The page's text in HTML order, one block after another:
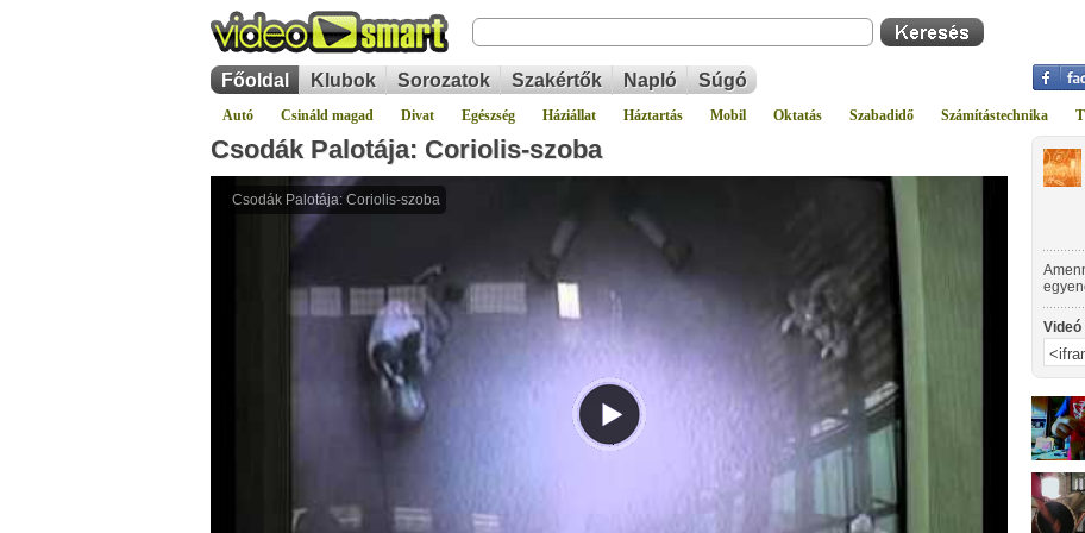
Főoldal Klubok Sorozatok Szakértők Napló Súgó
Autó Csináld magad Divat Egészség Háziállat Háztartás Mobil Oktatás Szabadidő Számítástechnika
Csodák Palotája: Coriolis-szoba
akkor